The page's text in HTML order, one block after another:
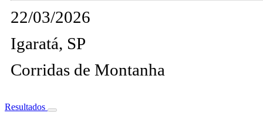
22/03/2026
Igaratá, SP
Corridas de Montanha
Resultados